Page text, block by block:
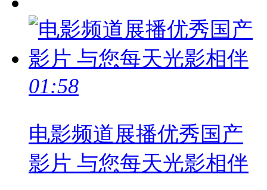
01:58
电影频道展播优秀国产
影片 与您每天光影相伴